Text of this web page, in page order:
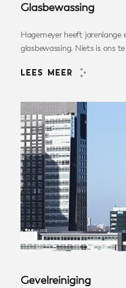
Glasbewassing
Hagemeyer heeft jarenlange
glasbewassing. Niets is ons
LEES MEER
Gevelreiniging